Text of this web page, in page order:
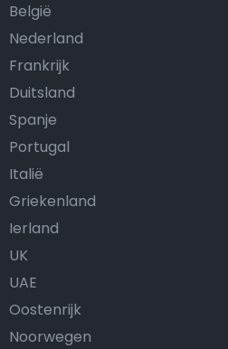
België
Nederland
Frankrijk
Duitsland
Spanje
Portugal
Italië
Griekenland
Ierland
UK
UAE
Oostenrijk
Noorwegen